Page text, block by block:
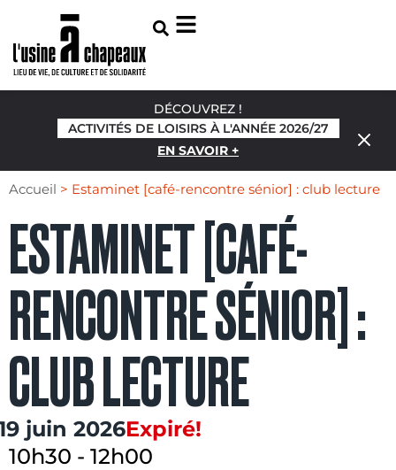
DÉCOUVREZ !
ACTIVITÉS DE LOISIRS À L'ANNÉE 2026/27
EN SAVOIR +
Accueil > Estaminet [café-rencontre sénior] : club lecture
ESTAMINET [CAFÉ-
RENCONTRE SÉNIOR] :
CLUB LECTURE
juin 2026Expiré!
10h30 - 12h00